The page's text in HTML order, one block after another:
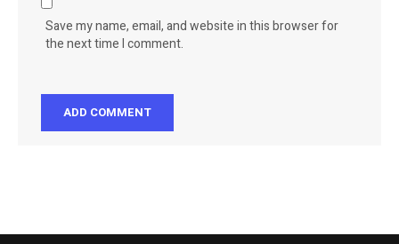
Save my name, email, and website in this browser for
the next time I comment.